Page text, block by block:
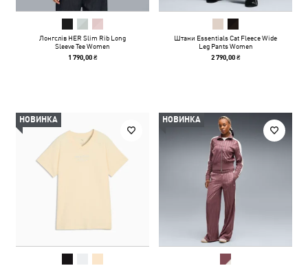
Лонгслів HER Slim Rib Long
Sleeve Tee Women
1 790,00 ₴
Штани Essentials Cat Fleece Wide
Leg Pants Women
2 790,00 ₴
НОВИНКА НОВИНКА